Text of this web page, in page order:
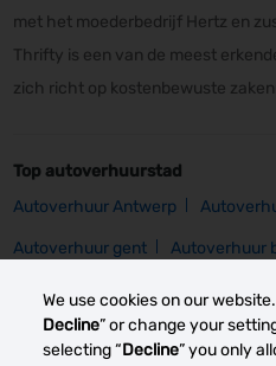
We use cookies on our
Decline” or change your
selecting “Decline” you only
met het moederbedrijf Hertz en
Thrifty is een van de meest
zich richt op kostenbewuste
Top autoverhuurstad
Autoverhuur Antwerp
Autoverhuur gent Autoverhuur
Top autoverhuurlocatie
Autoverhuur liege airport